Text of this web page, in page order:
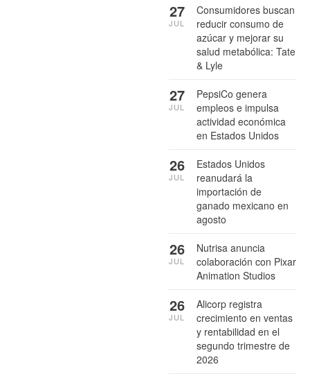
Consumidores buscan
reducir consumo de
azúcar y mejorar su
salud metabólica: Tate
& Lyle
27
JUL
PepsiCo genera
empleos e impulsa
actividad económica
en Estados Unidos
27
JUL
Estados Unidos
reanudará la
importación de
ganado mexicano en
agosto
26
JUL
Nutrisa anuncia
colaboración con Pixar
Animation Studios
26
JUL
Alicorp registra
crecimiento en ventas
y rentabilidad en el
segundo trimestre de
2026
26
JUL